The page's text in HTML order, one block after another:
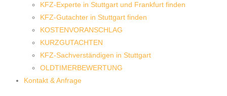
KFZ-Experte in Stuttgart und Frankfurt finden
KFZ-Gutachter in Stuttgart finden
KOSTENVORANSCHLAG
KURZGUTACHTEN
KFZ-Sachverständigen in Stuttgart
OLDTIMERBEWERTUNG
Kontakt & Anfrage